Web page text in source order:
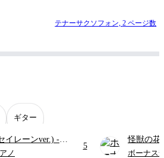
テナーサクソフォン,2 ページ数
ギター
イレーンver.) -
鈴木みのり)
ノ
5
怪獣の
ードパー
ボーナス